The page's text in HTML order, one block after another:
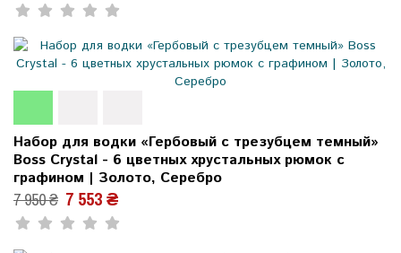
Набор для водки «Гербовый с трезубцем темный»
Boss Crystal - 6 цветных хрустальных рюмок с
графином | Золото, Серебро
7 950 ₴ 7 553 ₴